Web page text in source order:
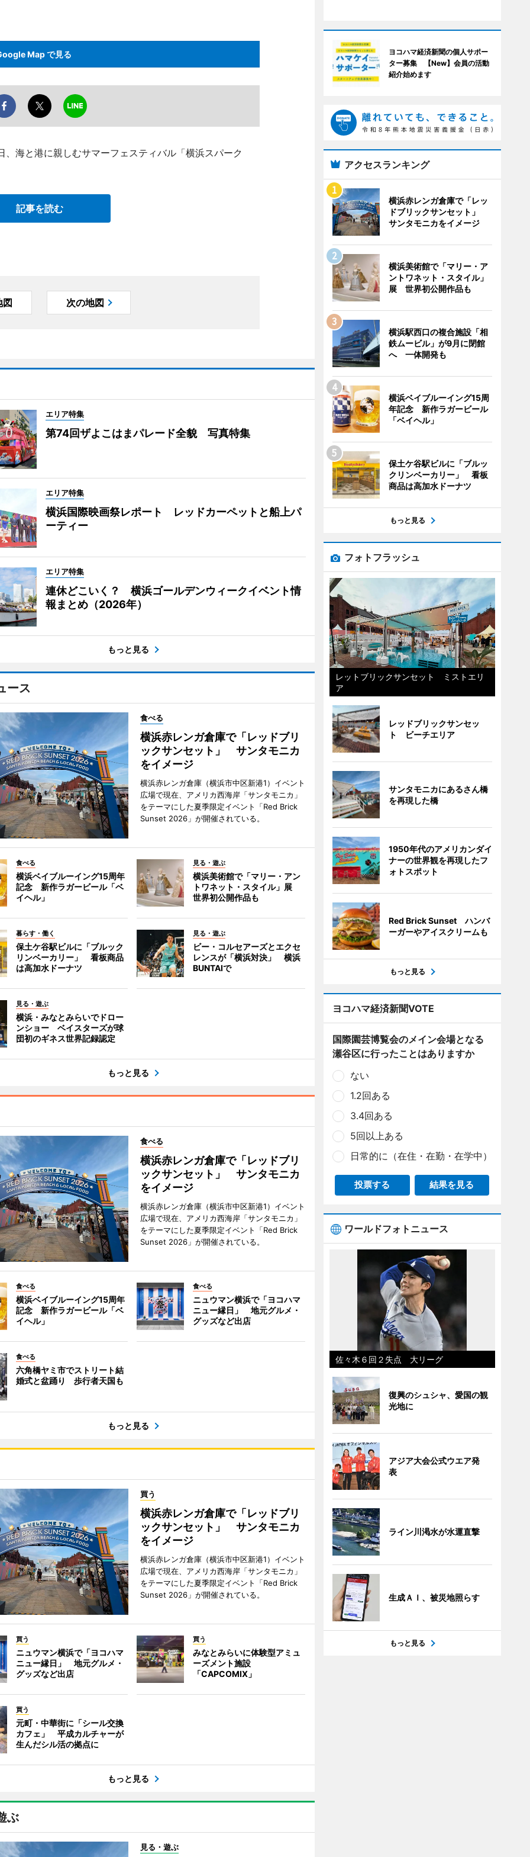
Map で見る
海と港に親しむサマーフェスティバル「横浜スパーク
記事を読む
図 次の地図
エリア特集
第74回ザよこはまパレード全貌 写真特集
エリア特集
横浜国際映画祭レポート レッドカーペットと船上パ
ーティー
エリア特集
連休どこいく？ 横浜ゴールデンウィークイベント情
報まとめ（2026年）
もっと見る
ース
食べる
横浜赤レンガ倉庫で「レッドブリ
ックサンセット」 サンタモニカ
をイメージ
横浜赤レンガ倉庫（横浜市中区新港1）イベント
広場で現在、アメリカ西海岸「サンタモニカ」
をテーマにした夏季限定イベント「Red Brick
Sunset 2026」が開催されている。
食べる
横浜ベイブルーイング15周年
記念 新作ラガービール「ベ
イヘル」
見る・遊ぶ
横浜美術館で「マリー・アン
トワネット・スタイル」展
世界初公開作品も
暮らす・働く
保土ケ谷駅ビルに「ブルック
リンベーカリー」 看板商品
は高加水ドーナツ
見る・遊ぶ
ビー・コルセアーズとエクセ
レンスが「横浜対決」 横浜
BUNTAIで
見る・遊ぶ
横浜・みなとみらいでドロー
ンショー ベイスターズが球
団初のギネス世界記録認定
もっと見る
食べる
横浜赤レンガ倉庫で「レッドブリ
ックサンセット」 サンタモニカ
をイメージ
横浜赤レンガ倉庫（横浜市中区新港1）イベント
広場で現在、アメリカ西海岸「サンタモニカ」
をテーマにした夏季限定イベント「Red Brick
Sunset 2026」が開催されている。
食べる
横浜ベイブルーイング15周年
記念 新作ラガービール「ベ
イヘル」
食べる
ニュウマン横浜で「ヨコハマ
ニュー縁日」 地元グルメ・
グッズなど出店
食べる
六角橋ヤミ市でストリート結
婚式と盆踊り 歩行者天国も
もっと見る
買う
横浜赤レンガ倉庫で「レッドブリ
ックサンセット」 サンタモニカ
をイメージ
横浜赤レンガ倉庫（横浜市中区新港1）イベント
広場で現在、アメリカ西海岸「サンタモニカ」
をテーマにした夏季限定イベント「Red Brick
Sunset 2026」が開催されている。
買う
ニュウマン横浜で「ヨコハマ
ニュー縁日」 地元グルメ・
グッズなど出店
買う
みなとみらいに体験型アミュ
ーズメント施設
「CAPCOMIX」
買う
元町・中華街に「シール交換
カフェ」 平成カルチャーが
生んだシル活の拠点に
もっと見る
ぶ
見る・遊ぶ
ヨコハマ経済新聞の個人サポー
ター募集 【New】会員の活動
紹介始めます
アクセスランキング
横浜赤レンガ倉庫で「レッ
ドブリックサンセット」
サンタモニカをイメージ
横浜美術館で「マリー・ア
ントワネット・スタイル」
展 世界初公開作品も
横浜駅西口の複合施設「相
鉄ムービル」が9月に閉館
へ 一体開発も
横浜ベイブルーイング15周
年記念 新作ラガービール
「ベイヘル」
保土ケ谷駅ビルに「ブルッ
クリンベーカリー」 看板
商品は高加水ドーナツ
もっと見る
フォトフラッシュ
レットブリックサンセット ミストエリ
ア
レッドブリックサンセッ
ト ビーチエリア
サンタモニカにあるさん橋
を再現した橋
1950年代のアメリカンダイ
ナーの世界観を再現したフ
ォトスポット
Red Brick Sunset ハンバ
ーガーやアイスクリームも
もっと見る
ヨコハマ経済新聞VOTE
国際園芸博覧会のメイン会場となる
瀬谷区に行ったことはありますか
ない
1.2回ある
3.4回ある
5回以上ある
日常的に（在住・在勤・在学中）
投票する 結果を見る
ワールドフォトニュース
佐々木６回２失点 大リーグ
復興のシュシャ、愛国の観
光地に
アジア大会公式ウエア発
表
ライン川渇水が水運直撃
生成ＡＩ、被災地照らす
もっと見る